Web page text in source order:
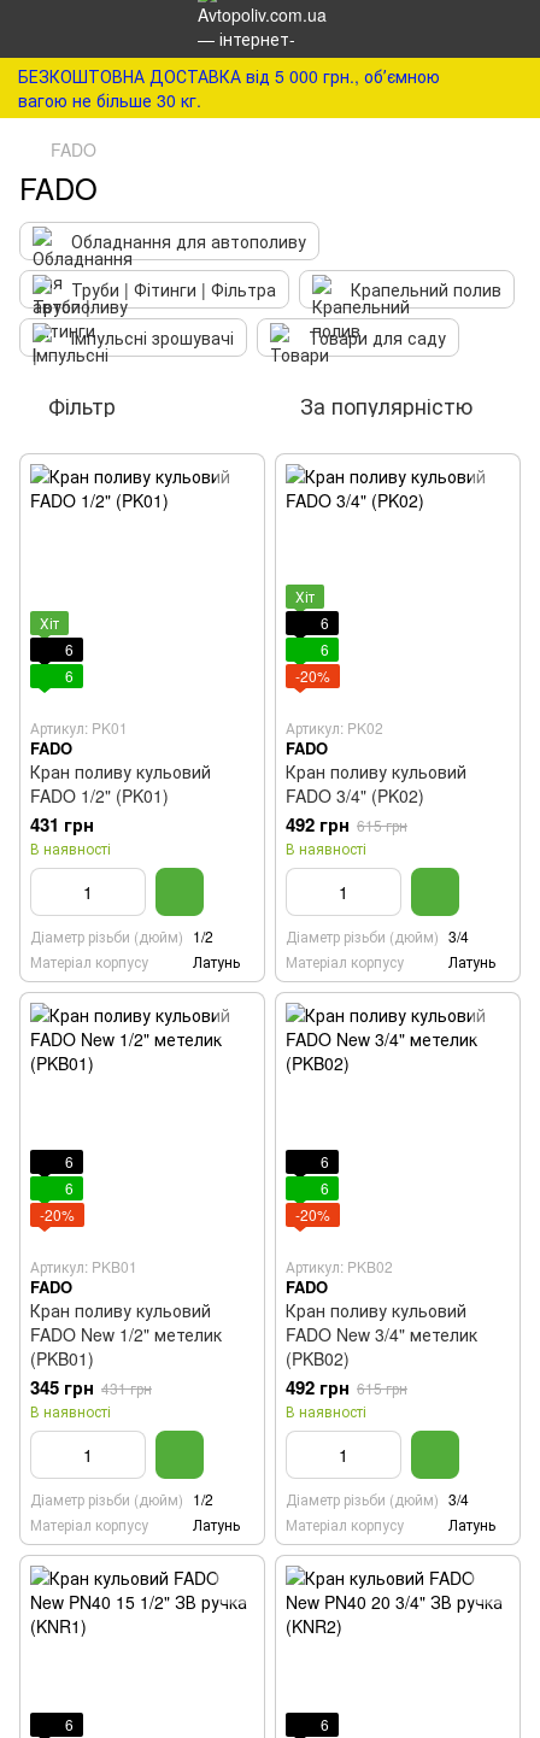
БЕЗКОШТОВНА ДОСТАВКА від 5 000 грн., обʼємною
вагою не більше 30 кг.
FADO
FADO
Обладнання для автополиву
Труби | Фітинги | Фільтра
Крапельний полив
Імпульсні зрошувачі
Товари для саду
Фільтр За популярністю
Хіт
6
6
Артикул: PK01
FADO
Кран поливу кульовий
FADO 1/2" (PK01)
431 грн
В наявності
Діаметр різьби (дюйм) 1/2
Матеріал корпусу
Латунь
Хіт
6
6
-20%
Артикул: PK02
FADO
Кран поливу кульовий
FADO 3/4" (PK02)
492 грн 615 грн
В наявності
Діаметр різьби (дюйм) 3/4
Матеріал корпусу
Латунь
6
6
-20%
Артикул: PKB01
FADO
Кран поливу кульовий
FADO New 1/2" метелик
(PKB01)
345 грн 431 грн
В наявності
Діаметр різьби (дюйм) 1/2
Матеріал корпусу
Латунь
6
6
-20%
Артикул: PKB02
FADO
Кран поливу кульовий
FADO New 3/4" метелик
(PKB02)
492 грн 615 грн
В наявності
Діаметр різьби (дюйм) 3/4
Матеріал корпусу
Латунь
6
6